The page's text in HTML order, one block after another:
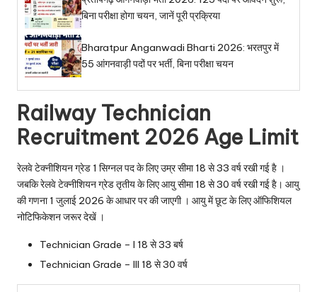
बिना परीक्षा होगा चयन, जानें पूरी प्रक्रिया
Bharatpur Anganwadi Bharti 2026: भरतपुर में
55 आंगनवाड़ी पदों पर भर्ती, बिना परीक्षा चयन
Railway Technician
Recruitment 2026 Age Limit
रेलवे टेक्नीशियन ग्रेड 1 सिग्नल पद के लिए उम्र सीमा 18 से 33 वर्ष रखी गई है ।
जबकि रेलवे टेक्नीशियन ग्रेड तृतीय के लिए आयु सीमा 18 से 30 वर्ष रखी गई है। आयु
की गणना 1 जुलाई 2026 के आधार पर की जाएगी । आयु में छूट के लिए ऑफिशियल
नोटिफिकेशन जरूर देखें ।
Technician Grade – I 18 से 33 बर्ष
Technician Grade – III 18 से 30 वर्ष